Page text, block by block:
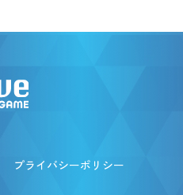
プライバシーポリシー